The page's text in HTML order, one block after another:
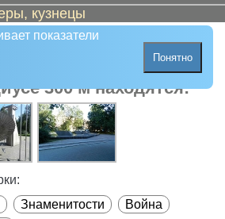
кузнецы
показатели
Понятно
300 м находятся:
Знаменитости
Война